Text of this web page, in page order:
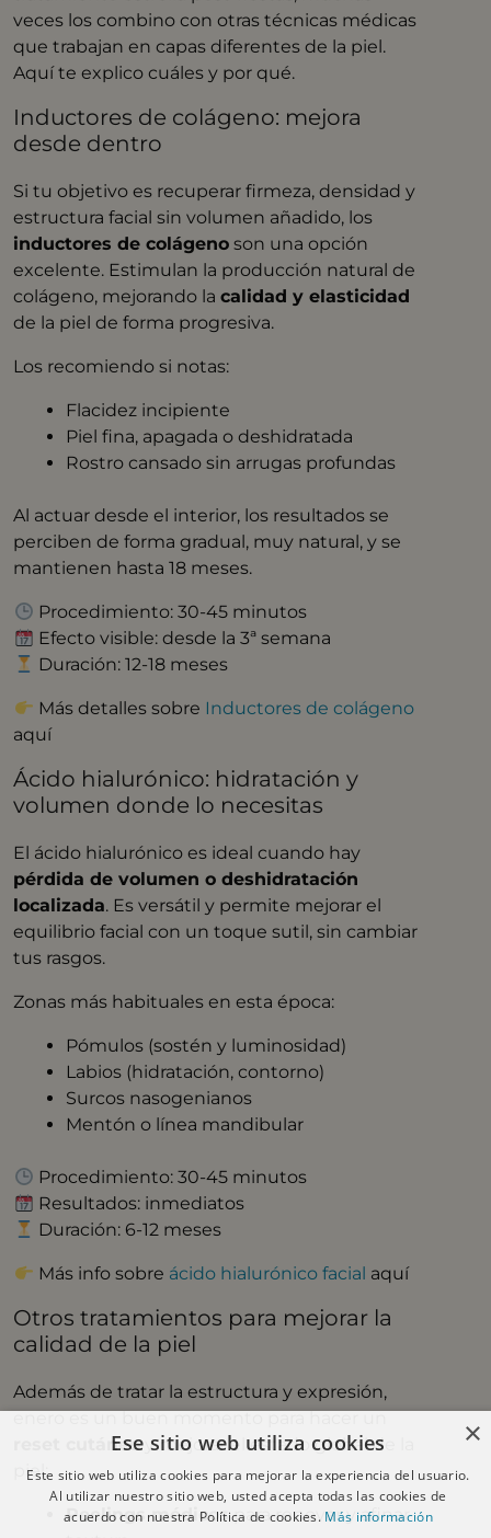
veces los combino con otras técnicas médicas
que trabajan en capas diferentes de la piel.
Aquí te explico cuáles y por qué.
Inductores de colágeno: mejora
desde dentro
Si tu objetivo es recuperar firmeza, densidad y
estructura facial sin volumen añadido, los
inductores de colágeno son una opción
excelente. Estimulan la producción natural de
colágeno, mejorando lacalidad y elasticidad
de la piel de forma progresiva.
Los recomiendo si notas:
Flacidez incipiente
Piel fina, apagada o deshidratada
Rostro cansado sin arrugas profundas
Al actuar desde el interior, los resultados se
perciben de forma gradual, muy natural, y se
mantienen hasta 18 meses.
Procedimiento: 30-45 minutos
Efecto visible: desde la 3ª semana
Duración: 12-18 meses
Más detalles sobre Inductores de colágeno
aquí
Ácido hialurónico: hidratación y
volumen donde lo necesitas
El ácido hialurónico es ideal cuando hay
pérdida de volumen o deshidratación
localizada. Es versátil y permite mejorar el
equilibrio facial con un toque sutil, sin cambiar
tus rasgos.
Zonas más habituales en esta época:
Pómulos (sostén y luminosidad)
Labios (hidratación, contorno)
Surcos nasogenianos
Mentón o línea mandibular
Procedimiento: 30-45 minutos
Resultados: inmediatos
Duración: 6-12 meses
Más info sobre ácido hialurónico facial aquí
Otros tratamientos para mejorar la
calidad de la piel
Además de tratar la estructura y expresión,
enero es un buen momento para hacer un
reset cutáneoy mejorar el estado global de la
piel:
Peelings médicospara renovar y afinar
×
Ese sitio web utiliza cookies
Este sitio web utiliza cookies para mejorar la experiencia del usuario.
Al utilizar nuestro sitio web, usted acepta todas las cookies de
acuerdo con nuestra Política de cookies. Más información